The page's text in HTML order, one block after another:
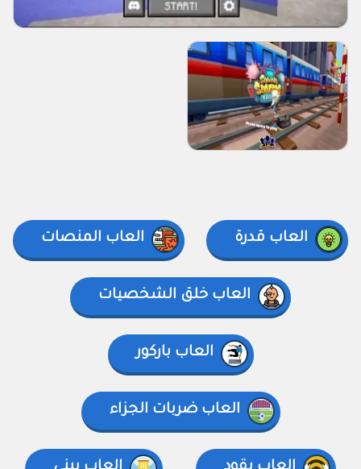
العاب قدرة العاب المنصات
العاب خلق الشخصيات
العاب باركور
العاب ضربات الجزاء